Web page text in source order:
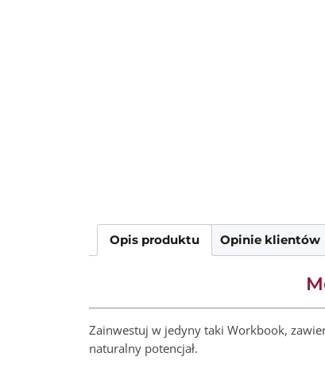
Opis produktu Opinie klientów
Zainwestuj w jedyny taki Workbook,
naturalny potencjał.